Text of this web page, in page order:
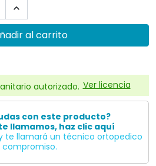

al carrito
autorizado. Ver licencia
con este producto?
llamamos, haz clic aquí
te llamará un técnico ortopedico
compromiso.